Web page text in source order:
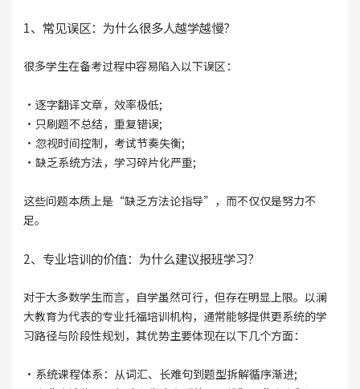
1、常见误区：为什么很多人越学越慢?
很多学生在备考过程中容易陷入以下误区：
·逐字翻译文章，效率极低;
·只刷题不总结，重复错误;
·忽视时间控制，考试节奏失衡;
·缺乏系统方法，学习碎片化严重;
这些问题本质上是“缺乏方法论指导”，而不仅仅是努力不
足。
2、专业培训的价值：为什么建议报班学习?
对于大多数学生而言，自学虽然可行，但存在明显上限。以澜
大教育为代表的专业托福培训机构，通常能够提供更系统的学
习路径与阶段性规划，其优势主要体现在以下几个方面：
·系统课程体系：从词汇、长难句到题型拆解循序渐进;